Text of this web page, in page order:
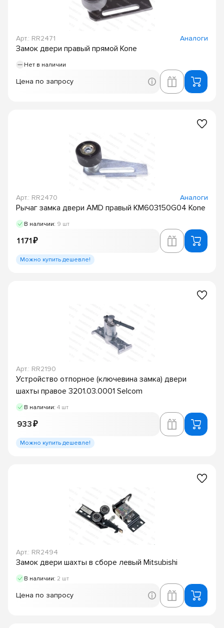
Арт.: RR2471 Аналоги
Замок двери правый прямой Kone
Нет в наличии
Цена по запросу
Арт.: RR2470 Аналоги
Рычаг замка двери AMD правый KM603150G04 Kone
В наличии: 9 шт
1 171 ₽
Можно купить дешевле!
Арт.: RR2190
Устройство отпорное (ключевина замка) двери
шахты правое 3201.03.0001 Selcom
В наличии: 4 шт
933 ₽
Можно купить дешевле!
Арт.: RR2494
Замок двери шахты в сборе левый Mitsubishi
В наличии: 2 шт
Цена по запросу